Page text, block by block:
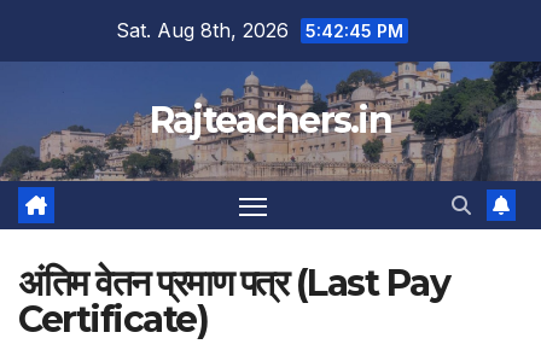
Sat. Aug 8th, 2026 5:42:45 PM
Rajteachers.in
अंतिम वेतन प्रमाण पत्र (Last Pay
Certificate)